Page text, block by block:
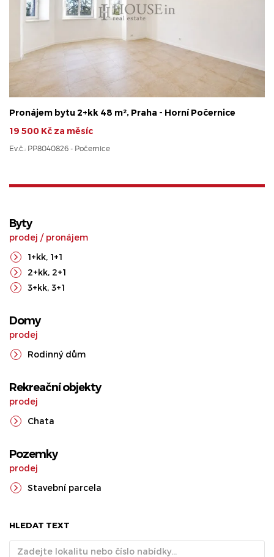
Pronájem bytu 2+kk 48 m², Praha - Horní Počernice
19 500 Kč za měsíc
Ev.č.: PP8040826 - Počernice
Byty
prodej / pronájem
1+kk, 1+1
2+kk, 2+1
3+kk, 3+1
Domy
prodej
Rodinný dům
Rekreační objekty
prodej
Chata
Pozemky
prodej
Stavební parcela
HLEDAT TEXT